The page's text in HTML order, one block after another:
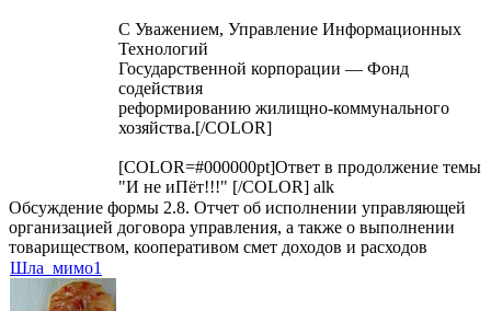
С Уважением, Управление Информационных
Технологий
Государственной корпорации — Фонд
содействия
реформированию жилищно-коммунального
хозяйства.[/COLOR]
[COLOR=#000000pt]Ответ в продолжение темы
"И не иПёт!!!" [/COLOR] alk
Обсуждение формы 2.8. Отчет об исполнении управляющей
организацией договора управления, а также о выполнении
товариществом, кооперативом смет доходов и расходов
Шла_мимо1